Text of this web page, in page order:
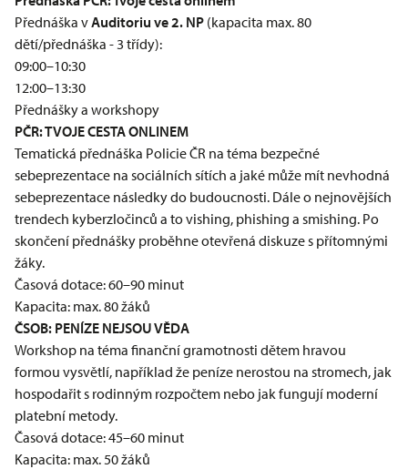
Přednáška vAuditoriu ve 2. NP (kapacita max. 80
dětí/přednáška - 3 třídy):
09:00–10:30
12:00–13:30
Přednášky a workshopy
PČR: TVOJE CESTA ONLINEM
Tematická přednáška Policie ČR na téma bezpečné
sebeprezentace na sociálních sítích a jaké může mít nevhodná
sebeprezentace následky do budoucnosti. Dále o nejnovějších
trendech kyberzločinců a to vishing, phishing a smishing. Po
skončení přednášky proběhne otevřená diskuze s přítomnými
žáky.
Časová dotace: 60–90 minut
Kapacita: max. 80 žáků
ČSOB: PENÍZE NEJSOU VĚDA
Workshop na téma finanční gramotnosti dětem hravou
formou vysvětlí, například že peníze nerostou na stromech, jak
hospodařit s rodinným rozpočtem nebo jak fungují moderní
platební metody.
Časová dotace: 45–60 minut
Kapacita: max. 50 žáků